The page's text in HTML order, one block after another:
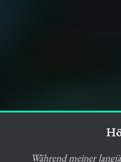
Während meiner